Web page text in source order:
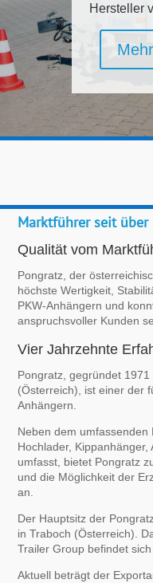
Hersteller
Marktführer seit über
Qualität vom
Pongratz, der
höchste Wertigkeit,
PKW-Anhängern und
anspruchsvoller Kunden
Vier Jahrzehnte
Pongratz, gegründet
(Österreich), ist einer der
Anhängern.
Neben dem umfassenden
Hochlader,
umfasst, bietet Pongratz
und die Möglichkeit der
an.
Der Hauptsitz der
in Traboch (Österreich).
Trailer Group befindet
Aktuell beträgt der